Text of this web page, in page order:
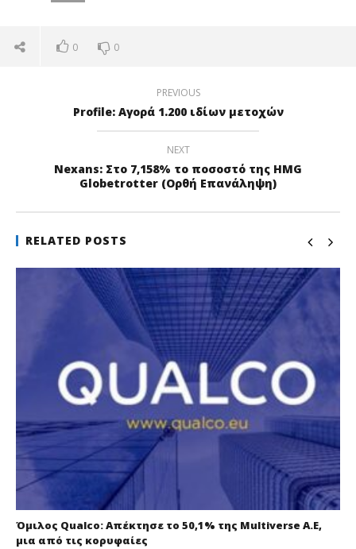
0 0
PREVIOUS
Profile: Αγορά 1.200 ιδίων μετοχών
NEXT
Nexans: Στο 7,158% το ποσοστό της HMG
Globetrotter (Ορθή Επανάληψη)
RELATED POSTS
Όμιλος Qualco: Απέκτησε το 50,1% της Multiverse A.E,
μια από τις κορυφαίες